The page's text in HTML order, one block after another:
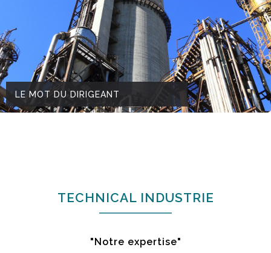
LE MOT DU DIRIGEANT
TECHNICAL INDUSTRIE
"Notre expertise"